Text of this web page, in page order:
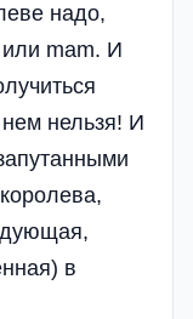
надо,
mam. И
нельзя! И
в